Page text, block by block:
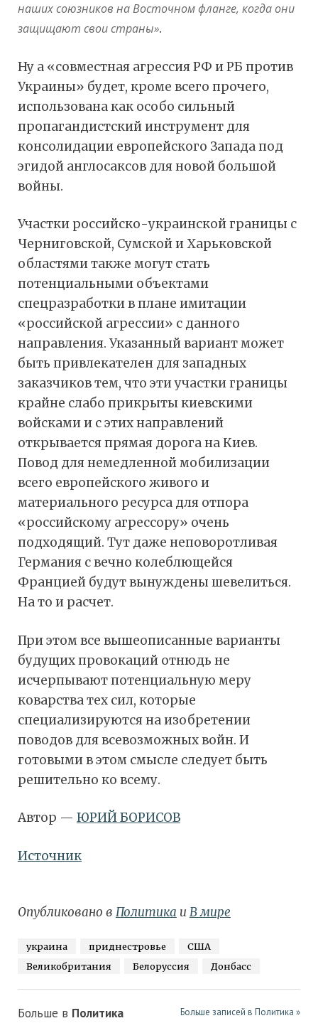
наших союзников на Восточном фланге, когда они
защищают свои страны».
Ну а «совместная агрессия РФ и РБ против
Украины» будет, кроме всего прочего,
использована как особо сильный
пропагандистский инструмент для
консолидации европейского Запада под
эгидой англосаксов для новой большой
войны.
Участки российско-украинской границы с
Черниговской, Сумской и Харьковской
областями также могут стать
потенциальными объектами
спецразработки в плане имитации
«российской агрессии» с данного
направления. Указанный вариант может
быть привлекателен для западных
заказчиков тем, что эти участки границы
крайне слабо прикрыты киевскими
войсками и с этих направлений
открывается прямая дорога на Киев.
Повод для немедленной мобилизации
всего европейского живого и
материального ресурса для отпора
«российскому агрессору» очень
подходящий. Тут даже неповоротливая
Германия с вечно колеблющейся
Францией будут вынуждены шевелиться.
На то и расчет.
При этом все вышеописанные варианты
будущих провокаций отнюдь не
исчерпывают потенциальную меру
коварства тех сил, которые
специализируются на изобретении
поводов для всевозможных войн. И
готовыми в этом смысле следует быть
решительно ко всему.
Автор — ЮРИЙ БОРИСОВ
Источник
Опубликовано в Политика и В мире
украина приднестровье
США
Великобритания
Белоруссия Донбасс
Больше в Политика Больше записей в Политика »